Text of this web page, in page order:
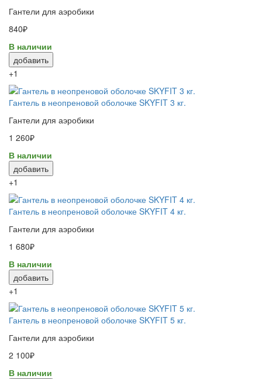
Гантели для аэробики
840₽
В наличии
добавить
+1
Гантель в неопреновой оболочке SKYFIT 3 кг.
Гантели для аэробики
1 260₽
В наличии
добавить
+1
Гантель в неопреновой оболочке SKYFIT 4 кг.
Гантели для аэробики
1 680₽
В наличии
добавить
+1
Гантель в неопреновой оболочке SKYFIT 5 кг.
Гантели для аэробики
2 100₽
В наличии